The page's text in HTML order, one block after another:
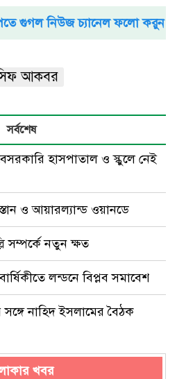
গুগল নিউজ চ্যানেল ফলো করুন
আকবর
সর্বশেষ
হাসপাতাল ও স্কুলে নেই
ও আয়ারল্যান্ড ওয়ানডে
সম্পর্কে নতুন ক্ষত
লন্ডনে বিপ্লব সমাবেশ
সঙ্গে নাহিদ ইসলামের বৈঠক
খবর